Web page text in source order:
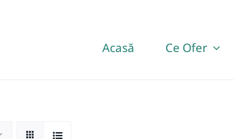
Acasă Ce Ofer